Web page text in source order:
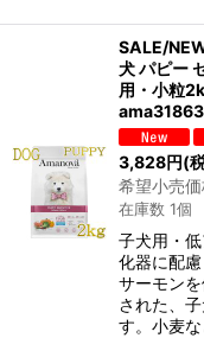
SALE/
犬 パピー
用・小粒
ama31863
3,828円(
希望小売価
在庫数 1個
子犬用・
化器に配
サーモン
された、
す。小麦